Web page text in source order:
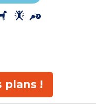
plans !